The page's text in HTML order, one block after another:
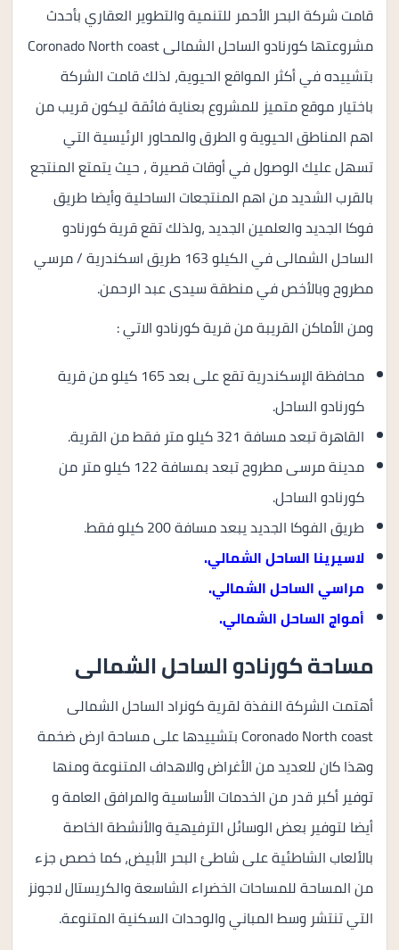
قامت شركة البحر الأحمر للتنمية والتطوير العقاري بأحدث
مشروعتها كورنادو الساحل الشمالى Coronado North coast
بتشييده في أكثر المواقع الحيوية، لذلك قامت الشركة
باختيار موقع متميز للمشروع بعناية فائقة ليكون قريب من
اهم المناطق الحيوية و الطرق والمحاور الرئيسية التي
تسهل عليك الوصول في أوقات قصيرة ، حيث يتمتع المنتجع
بالقرب الشديد من اهم المنتجعات الساحلية وأيضا طريق
فوكا الجديد والعلمين الجديد ،ولذلك تقع قرية كورنادو
الساحل الشمالى في الكيلو 163 طريق اسكندرية / مرسي
مطروح وبالأخص في منطقة سيدى عبد الرحمن.
ومن الأماكن القريبة من قرية كورنادو الاتي :
محافظة الإسكندرية تقع على بعد 165 كيلو من قرية
كورنادو الساحل.
القاهرة تبعد مسافة 321 كيلو متر فقط من القرية.
مدينة مرسى مطروح تبعد بمسافة 122 كيلو متر من
كورنادو الساحل.
طريق الفوكا الجديد يبعد مسافة 200 كيلو فقط.
لاسيرينا الساحل الشمالي.
مراسي الساحل الشمالي.
أمواج الساحل الشمالي.
مساحة كورنادو الساحل الشمالى
أهتمت الشركة النفذة لقرية كونراد الساحل الشمالى
Coronado North coast بتشييدها على مساحة ارض ضخمة
وهذا كان للعديد من الأغراض والاهداف المتنوعة ومنها
توفير أكبر قدر من الخدمات الأساسية والمرافق العامة و
أيضا لتوفير بعض الوسائل الترفيهية والأنشطة الخاصة
بالألعاب الشاطئية على شاطئ البحر الأبيض، كما خصص جزء
من المساحة للمساحات الخضراء الشاسعة والكريستال لاجونز
التي تنتشر وسط المباني والوحدات السكنية المتنوعة.